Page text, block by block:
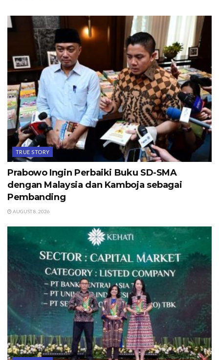
TRUE STORY
Prabowo Ingin Perbaiki Buku SD-SMA
dengan Malaysia dan Kamboja sebagai
Pembanding
AUGUST 8, 2026